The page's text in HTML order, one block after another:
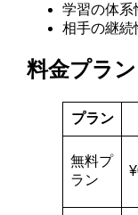
学習の体系
相手の継続
料金プラ
プラン
無料プ
ラン